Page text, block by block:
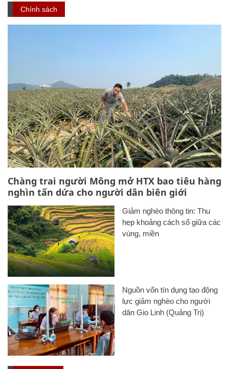
Chính sách
Chàng trai người Mông mở HTX bao tiêu hàng
nghìn tấn dứa cho người dân biên giới
Giảm nghèo thông tin: Thu
hẹp khoảng cách số giữa các
vùng, miền
Nguồn vốn tín dụng tạo động
lực giảm nghèo cho người
dân Gio Linh (Quảng Trị)